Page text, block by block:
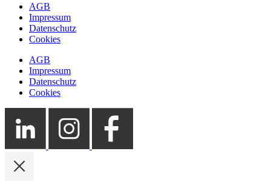
AGB
Impressum
Datenschutz
Cookies
AGB
Impressum
Datenschutz
Cookies